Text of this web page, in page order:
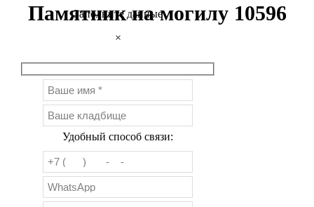
Памятник на могилу 10596
Заполните данные
×
Удобный способ связи: